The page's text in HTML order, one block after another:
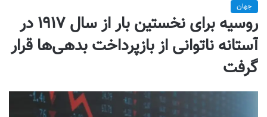
جهان
روسیه برای نخستین بار از سال ۱۹۱۷ در
آستانه ناتوانی از بازپرداخت بدهی‌ها قرار
گرفت